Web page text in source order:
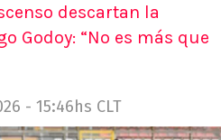
descartan la
Godoy: “No es más que
- 15:46hs CLT